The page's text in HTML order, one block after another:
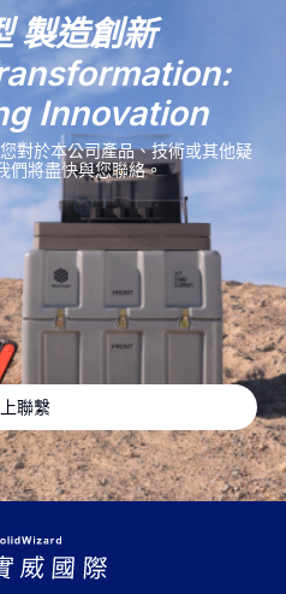
製造創新
Innovation
對於本公司產品、技術或其他疑
們將盡快與您聯絡。
聯繫